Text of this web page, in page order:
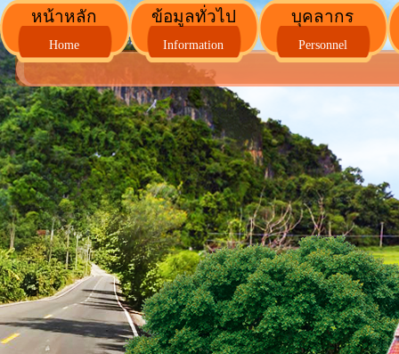
หน้าหลัก
Home
ข้อมูลทั่วไป
Information
บุคลากร
Personnel